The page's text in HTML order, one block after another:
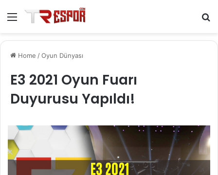
Home /Oyun Dünyası
E3 2021 Oyun Fuarı
Duyurusu Yapıldı!